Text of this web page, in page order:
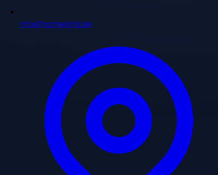
info@homeland.ae